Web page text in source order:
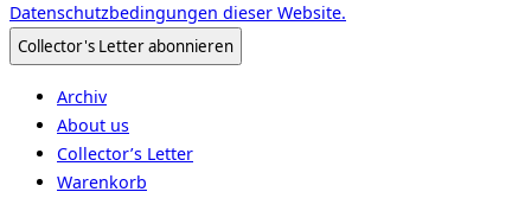
Datenschutzbedingungen dieser Website.
Archiv
About us
Collector’s Letter
Warenkorb